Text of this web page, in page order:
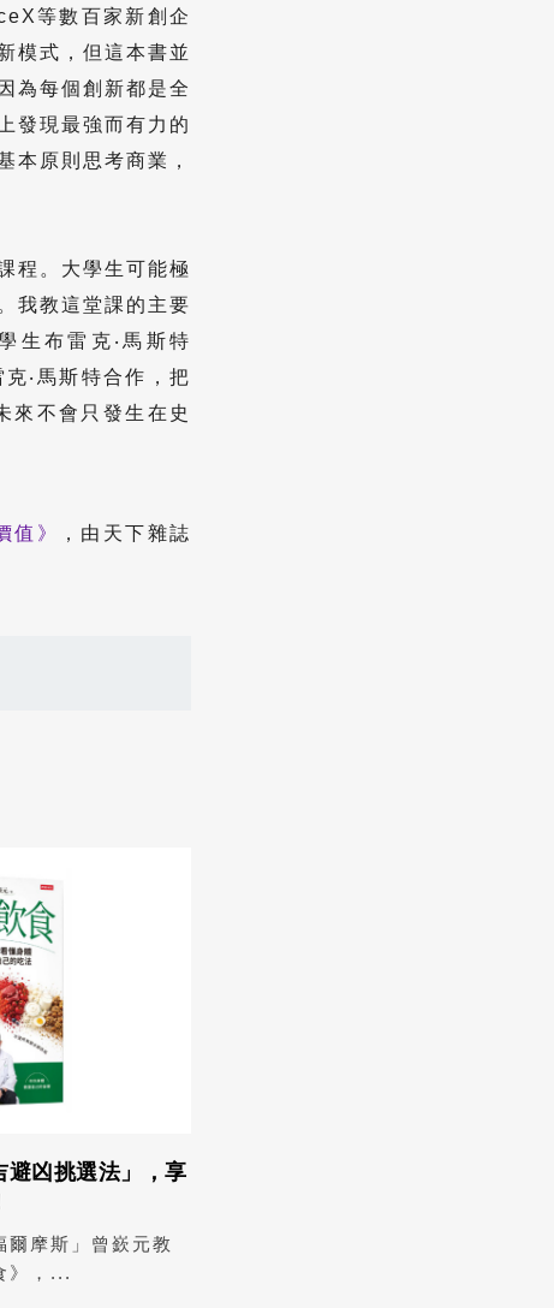
等數百家新創企
模式，但這本書並
為每個創新都是全
發現最強而有力的
本原則思考商業，
程。大學生可能極
我教這堂課的主要
生布雷克‧馬斯特
‧馬斯特合作，把
來不會只發生在史
值》
，由天下雜誌
避凶挑選法」，享
爾摩斯」曾嶔元教
》，...